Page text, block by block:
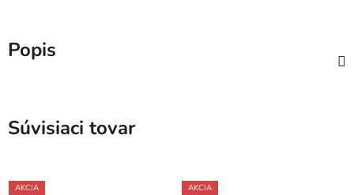
Popis
Súvisiaci tovar
AKCIA AKCIA